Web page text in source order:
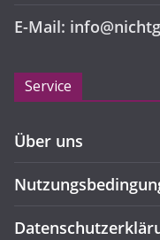
E-Mail:
Service
Über uns